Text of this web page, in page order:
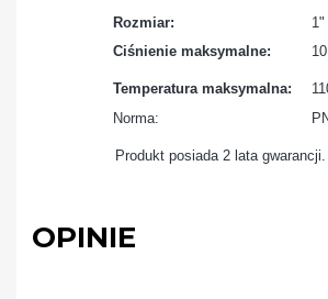
Rozmiar:
1"
Ciśnienie maksymalne:
Temperatura maksymalna:
Norma:
Produkt posiada 2 lata gwarancji.
OPINIE